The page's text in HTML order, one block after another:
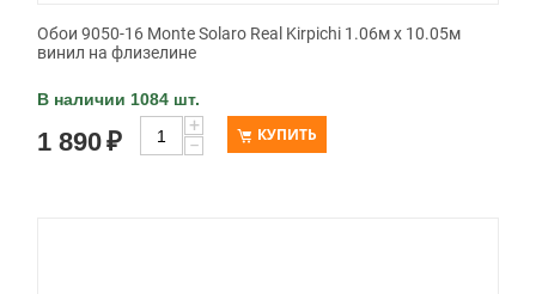
Обои 9050-16 Monte Solaro Real Kirpichi 1.06м x 10.05м
винил на флизелине
В наличии 1084 шт.
1 890₽
+
−
КУПИТЬ